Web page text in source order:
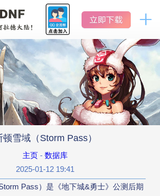
官网首页
新闻中心
公告
版本历史
顿雪域（Storm Pass）
主页 - 数据库
2025-01-12 19:41
Pass）是《地下城&勇士》公测后期